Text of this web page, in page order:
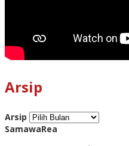
Arsip
Arsip
SamawaRea